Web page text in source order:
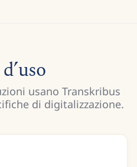
usano Transkribus
di digitalizzazione.